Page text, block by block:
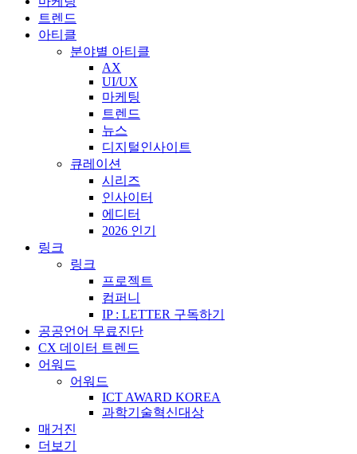
트렌드
아티클
분야별 아티클
AX
UI/UX
마케팅
트렌드
뉴스
디지털인사이트
큐레이션
시리즈
인사이터
에디터
2026 인기
링크
링크
프로젝트
컴퍼니
IP : LETTER 구독하기
공공언어 무료진단
CX 데이터 트렌드
어워드
어워드
ICT AWARD KOREA
과학기술혁신대상
매거진
더보기